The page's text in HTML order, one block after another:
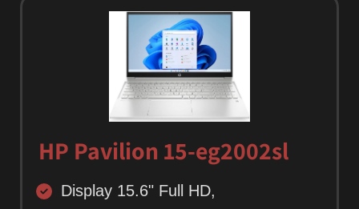
HP Pavilion 15-eg2002sl
Display 15.6" Full HD,